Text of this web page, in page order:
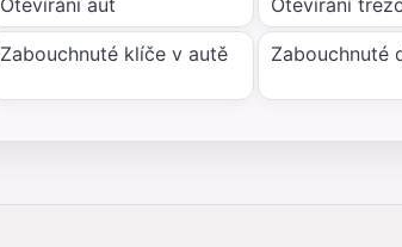
Zabouchnuté klíče v autě Zabouchnuté